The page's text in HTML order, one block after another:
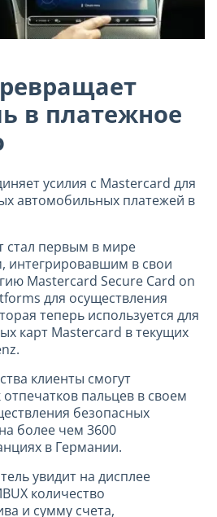
в платежное
усилия с Mastercard для
автомобильных платежей в
стал первым в мире
интегрировавшим в свои
Mastercard Secure Card on
для осуществления
теперь используется для
карт Mastercard в текущих
клиенты смогут
пальцев в своем
безопасных
более чем 3600
в Германии.
увидит на дисплее
количество
и сумму счета,